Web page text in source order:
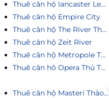
Thuê căn hộ lancaster Legacy
Thuê căn hộ Empire City
Thuê căn hộ The River Thủ Thiêm
Thuê căn hộ Zeit River
Thuê căn hộ Metropole Thủ Thiêm
Thuê căn hô Opera Thủ Thiêm
Thuê căn hộ Masteri Thảo Điền